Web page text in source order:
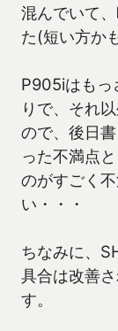
混んでいて
た(短い方か
P905iはもっ
りで、それ
ので、後日
った不満点
のがすごく
い・・・
ちなみに、
具合は改善
す。